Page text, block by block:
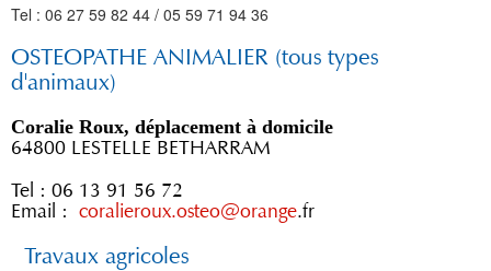
Tel : 06 27 59 82 44 / 05 59 71 94 36
OSTEOPATHE ANIMALIER (tous types
d'animaux)
Coralie Roux, déplacement à domicile
64800 LESTELLE BETHARRAM
Tel : 06 13 91 56 72
Email : coralieroux.osteo@orange.fr
Travaux agricoles